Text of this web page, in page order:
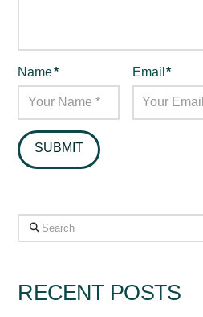
Name* Email*
Search
RECENT POSTS